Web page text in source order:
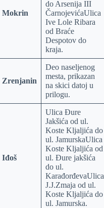
Mokrin
do Arsenija III
ČarnojevićaUlica
Ive Lole Ribara
od Braće
Despotov do
kraja.
Zrenjanin
Deo naseljenog
mesta, prikazan
na skici datoj u
prilogu.
Iđoš
Ulica Đure
Jakšića od ul.
Koste Kljaljića do
ul. JamurskaUlica
Koste Kljaljića od
ul. Đure jakšića
do ul.
KarađorđevaUlica
J.J.Zmaja od ul.
Koste Kljaljića do
ul. Jamurska.